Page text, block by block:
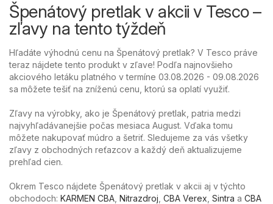
Špenátový pretlak v akcii v Tesco –
zľavy na tento týždeň
Hľadáte výhodnú cenu na Špenátový pretlak? V Tesco práve
teraz nájdete tento produkt v zľave! Podľa najnovšieho
akciového letáku platného v termíne 03.08.2026 - 09.08.2026
sa môžete tešiť na zníženú cenu, ktorú sa oplatí využiť.
Zľavy na výrobky, ako je Špenátový pretlak, patria medzi
najvyhľadávanejšie počas mesiaca August. Vďaka tomu
môžete nakupovať múdro a šetriť. Sledujeme za vás všetky
zľavy z obchodných reťazcov a každý deň aktualizujeme
prehľad cien.
Okrem Tesco nájdete Špenátový pretlak v akcii aj v týchto
obchodoch: KARMEN CBA Nitrazdroj CBA Verex Sintra a CBA